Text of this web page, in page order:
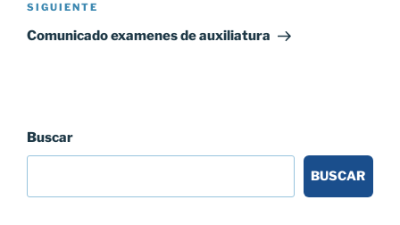
Siguiente
entrada
SIGUIENTE
Comunicado examenes de auxiliatura
Buscar
BUSCAR